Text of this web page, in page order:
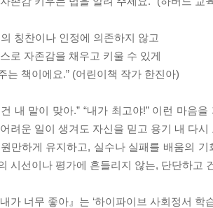
의 칭찬이나 인정에 의존하지 않고
로 자존감을 채우고 키울 수 있게
는 책이에요.” (어린이책 작가 한진아)
건 내 말이 맞아.” “내가 최고야!” 이런 마음
려운 일이 생겨도 자신을 믿고 용기 내 다
만하게 유지하고, 실수나 실패를 배움의
시선이나 평가에 흔들리지 않는, 단단하고
내가 너무 좋아』는 ‘하이파이브 사회정서 학